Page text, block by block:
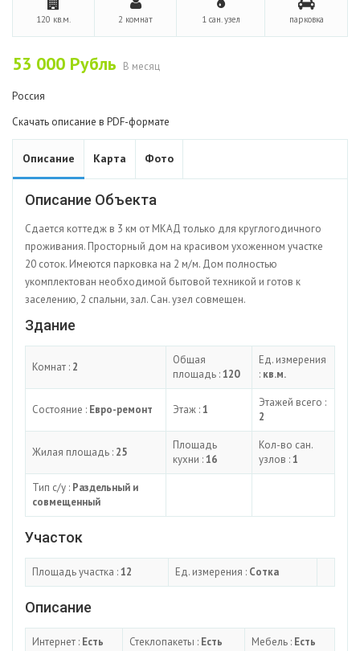
120 кв.м. 2 комнат 1 сан. узел парковка
53 000 Рубль В месяц
Россия
Скачать описание в PDF-формате
Описание Карта Фото
Описание Объекта
Сдается коттедж в 3 км от МКАД только для круглогодичного
проживания. Просторный дом на красивом ухоженном участке
20 соток. Имеются парковка на 2 м/м. Дом полностью
укомплектован необходимой бытовой техникой и готов к
заселению, 2 спальни, зал. Сан. узел совмещен.
Здание
Комнат : 2
Общая
площадь :120
Ед. измерения
: кв.м.
Состояние : Евро-ремонт Этаж :1
Этажей всего :
2
Жилая площадь : 25
Площадь
кухни :16
Кол-во сан.
узлов :1
Тип с/у : Раздельный и
совмещенный
Участок
Площадь участка :12 Ед. измерения : Сотка
Описание
Интернет : Есть Стеклопакеты : Есть Мебель : Есть